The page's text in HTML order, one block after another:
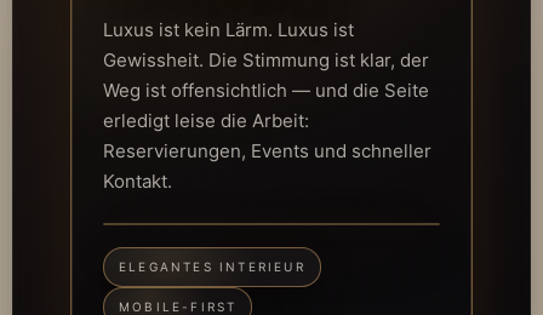
Luxus ist kein Lärm. Luxus ist
Gewissheit. Die Stimmung ist klar, der
Weg ist offensichtlich — und die Seite
erledigt leise die Arbeit:
Reservierungen, Events und schneller
Kontakt.
ELEGANTES INTERIEUR
MOBILE-FIRST